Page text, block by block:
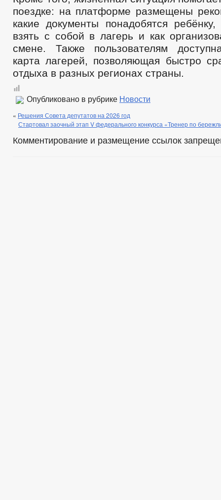
поездке: на платформе размещены
какие документы понадобятся
взять с собой в лагерь и как
смене. Также пользователям
карта лагерей, позволяющая быстро
отдыха в разных регионах страны.
Опубликовано в рубрике Новости
« Решения Совета депутатов на 2026 год
Стартовал заочный этап V федерального конкурса «Тренер по
Комментирование и размещение ссылок